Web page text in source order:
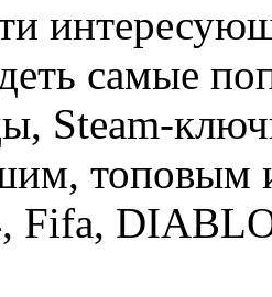
самые
Steam-
топовым
Fifa,